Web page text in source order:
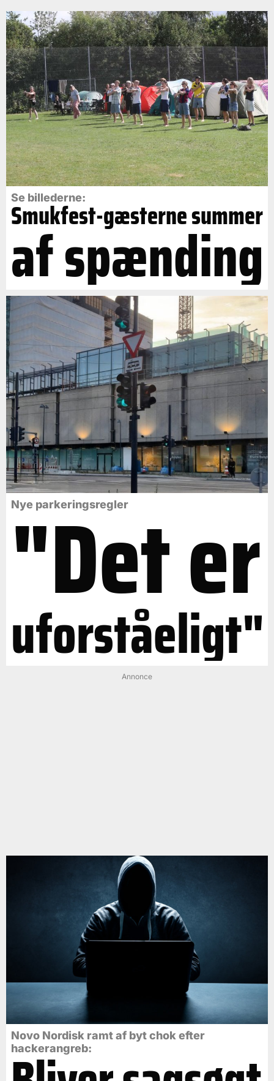
Se billederne:
Smukfest-gæsterne summer
af spænding
Nye parkeringsregler
"Det er
uforståeligt"
Annonce
Novo Nordisk ramt af byt chok efter
hackerangreb: